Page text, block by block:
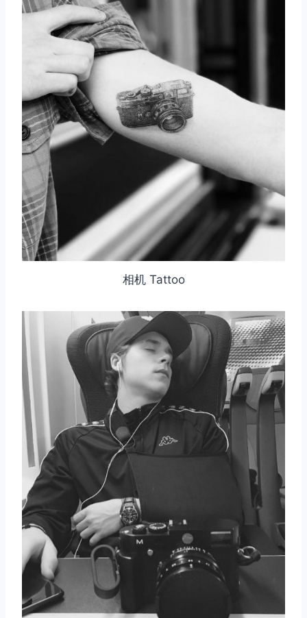
相机 Tattoo